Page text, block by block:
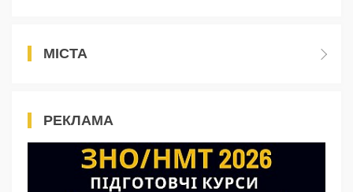
МІСТА
РЕКЛАМА